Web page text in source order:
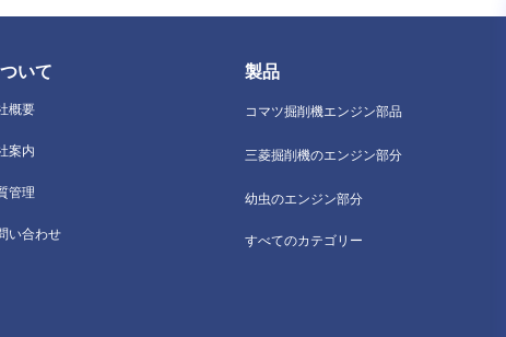
いて
概要
案内
管理
い合わせ
製品
コマツ掘削機エンジン部品
三菱掘削機のエンジン部分
幼虫のエンジン部分
すべてのカテゴリー